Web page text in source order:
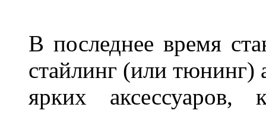
В последнее время
стайлинг (или тюнинг)
ярких аксессуаров,